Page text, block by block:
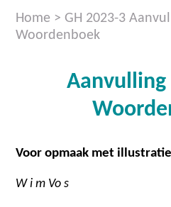
Home >GH 2023-3
Woordenboek
Aanvulling
Voor opmaak met
W i m Vo s